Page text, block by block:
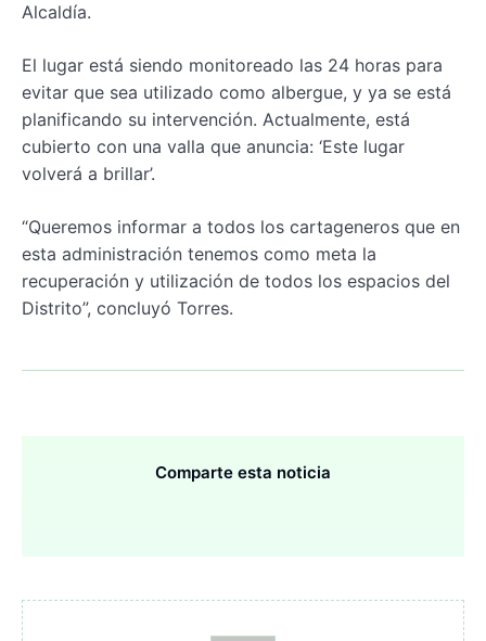
Alcaldía.
El lugar está siendo monitoreado las 24 horas para
evitar que sea utilizado como albergue, y ya se está
planificando su intervención. Actualmente, está
cubierto con una valla que anuncia: ‘Este lugar
volverá a brillar’.
“Queremos informar a todos los cartageneros que en
esta administración tenemos como meta la
recuperación y utilización de todos los espacios del
Distrito”, concluyó Torres.
Comparte esta noticia